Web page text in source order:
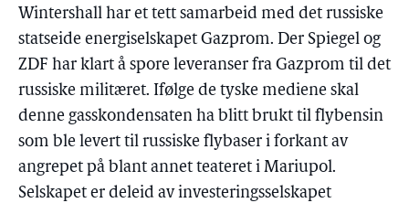
Wintershall har et tett samarbeid med det russiske
statseide energiselskapet Gazprom. Der Spiegel og
ZDF har klart å spore leveranser fra Gazprom til det
russiske militæret. Ifølge de tyske mediene skal
denne gasskondensaten ha blitt brukt til flybensin
som ble levert til russiske flybaser i forkant av
angrepet på blant annet teateret i Mariupol.
Selskapet er deleid av investeringsselskapet